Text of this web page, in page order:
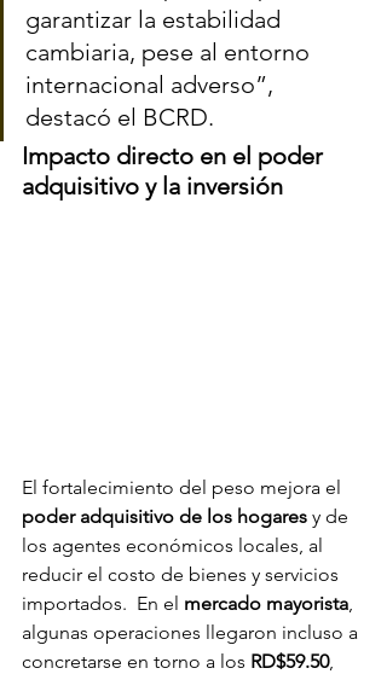
garantizar la estabilidad
cambiaria, pese al entorno
internacional adverso”,
destacó el BCRD.
Impacto directo en el poder
adquisitivo y la inversión
El fortalecimiento del peso mejora el
poder adquisitivo de los hogares y de
los agentes económicos locales, al
reducir el costo de bienes y servicios
importados.  En el mercado mayorista
algunas operaciones llegaron incluso a
concretarse en torno a los RD$59.50,